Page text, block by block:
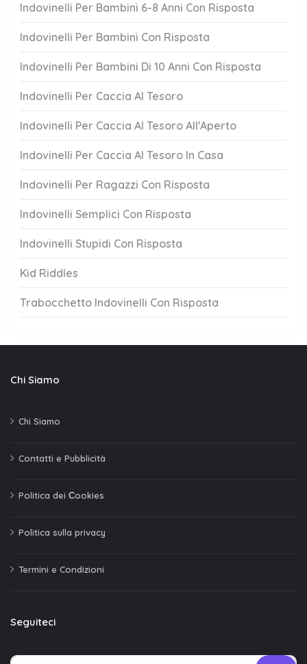
Indovinelli Per Bambini 6-8 Anni Con Risposta
Indovinelli Per Bambini Con Risposta
Indovinelli Per Bambini Di 10 Anni Con Risposta
Indovinelli Per Caccia Al Tesoro
Indovinelli Per Caccia Al Tesoro All'Aperto
Indovinelli Per Caccia Al Tesoro In Casa
Indovinelli Per Ragazzi Con Risposta
Indovinelli Semplici Con Risposta
Indovinelli Stupidi Con Risposta
Kid Riddles
Trabocchetto Indovinelli Con Risposta
Chi Siamo
Chi Siamo
Contatti e Pubblicità
Politica dei Сookies
Politica sulla privacy
Termini e Condizioni
Seguiteci